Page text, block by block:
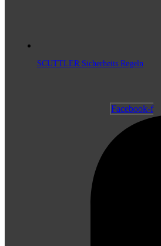
SCUTTLER Sicherheits Regeln
Facebook-f